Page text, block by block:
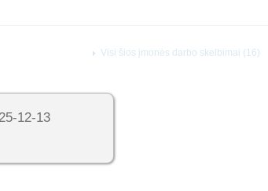
Visi šios įmonės darbo skelbimai (16)
12-13